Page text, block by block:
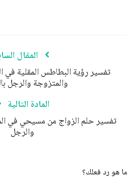
المقال
تفسير رؤية البطاطس المقلية في
والمتزوجة والرجل
المادة التالية
تفسير حلم الزواج من مسيحي في
والرجل
ما هو رد فعلك؟